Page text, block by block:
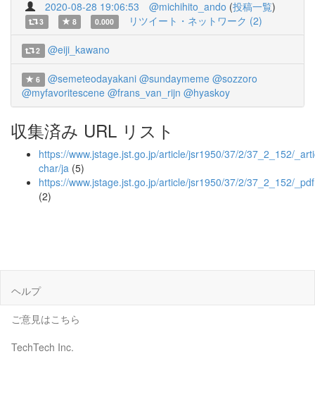
2020-08-28 19:06:53 @michihito_ando (投稿一覧)
3 8 0.000 リツイート・ネットワーク (2)
2 @eiji_kawano
6 @semeteodayakani @sundaymeme @sozzoro
@myfavoritescene @frans_van_rijn @hyaskoy
収集済み URL リスト
https://www.jstage.jst.go.jp/article/jsr1950/37/2/37_2_152/
char/ja (5)
https://www.jstage.jst.go.jp/article/jsr1950/37/2/37_2_152/_pdf
(2)
ヘルプ
ご意見はこちら
TechTech Inc.